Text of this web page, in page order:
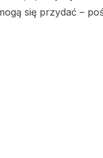
się przydać –